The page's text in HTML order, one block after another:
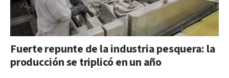
Fuerte repunte de la industria pesquera: la
producción se triplicó en un año